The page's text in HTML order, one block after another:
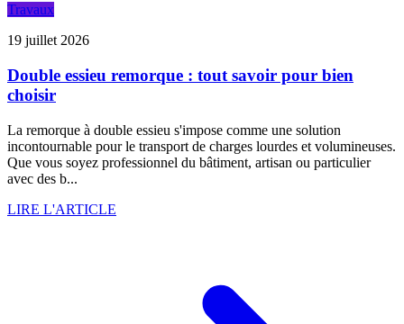
Travaux
19 juillet 2026
Double essieu remorque : tout savoir pour bien
choisir
La remorque à double essieu s'impose comme une solution
incontournable pour le transport de charges lourdes et volumineuses.
Que vous soyez professionnel du bâtiment, artisan ou particulier
avec des b...
LIRE L'ARTICLE